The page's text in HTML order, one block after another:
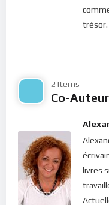
non plus ne sera pas
le chemin est le bon et
une pause.
? N’est-ce pas pour
route ? C’est vrai que
pour regagner cette
chemin… Quand on ne
charge devient trop
à cet appel du Christ : “
trésor.
2 Items
Co-
livres